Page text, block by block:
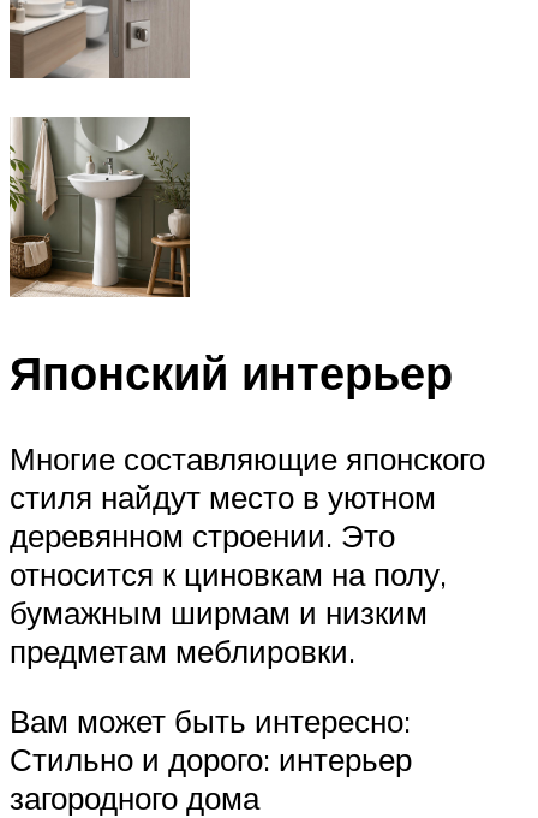
Японский интерьер
Многие составляющие японского
стиля найдут место в уютном
деревянном строении. Это
относится к циновкам на полу,
бумажным ширмам и низким
предметам меблировки.
Вам может быть интересно:
Стильно и дорого: интерьер
загородного дома